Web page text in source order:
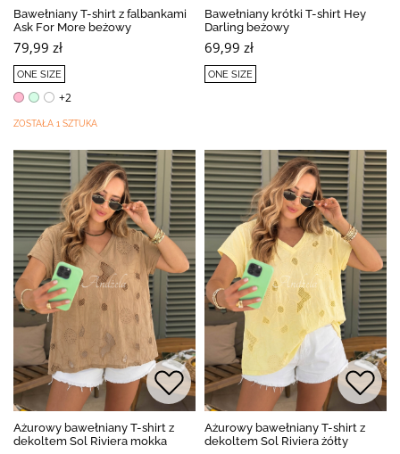
Bawełniany T-shirt z falbankami
Ask For More beżowy
79,99 zł
ONE SIZE
+2
ZOSTAŁA 1 SZTUKA
Bawełniany krótki T-shirt Hey
Darling beżowy
69,99 zł
ONE SIZE
Ażurowy bawełniany T-shirt z
dekoltem Sol Riviera mokka
Ażurowy bawełniany T-shirt z
dekoltem Sol Riviera żółty